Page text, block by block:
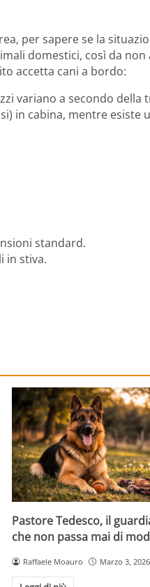
per sapere se la
domestici, così da non
accetta cani a bordo:
variano a secondo della
in cabina, mentre esiste
standard.
in stiva.
Pastore Tedesco, il
che non passa mai di
Raffaele Moauro Marzo 3, 2026